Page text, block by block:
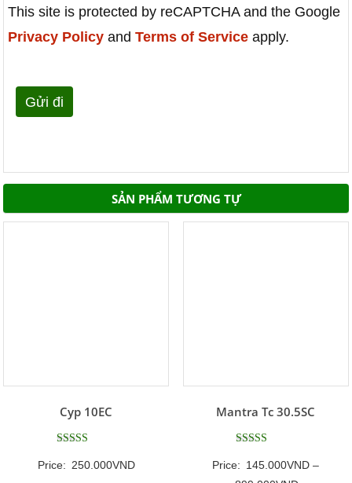
This site is protected by reCAPTCHA and the Google
Privacy Policy andTerms of Service apply.
SẢN PHẨM TƯƠNG TỰ
Cyp 10EC
hạng
Price: 250.000VND
Mantra Tc 30.5SC
hạng
Price: 145.000VND –